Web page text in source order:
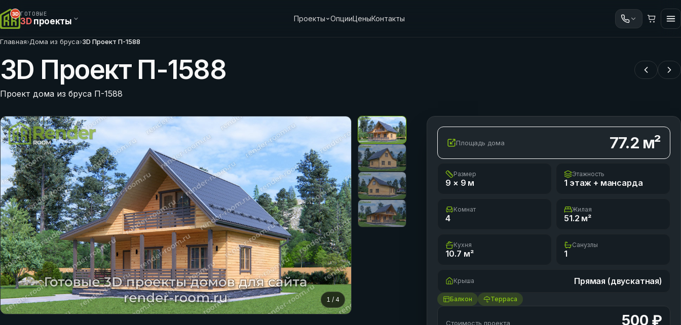
ГОТОВЫЕ
3Dпроекты Проекты ОпцииЦеныКонтакты
Главная›Дома из бруса›3D Проект П-1588
3D Проект П-1588
Проект дома из бруса П-1588
1 /4
Площадь дома 77.2 м²
Размер
9 × 9 м
Этажность
1 этаж + мансарда
Комнат
4
Жилая
51.2 м²
Кухня
10.7 м²
Санузлы
1
Крыша Прямая (двускатная)
Балкон Терраса
Стоимость проекта 500 ₽